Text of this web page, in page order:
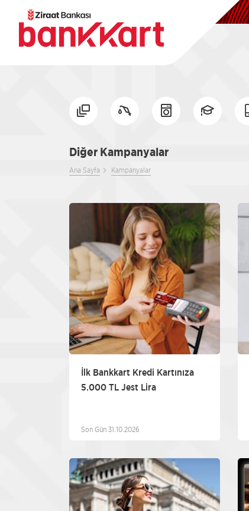
Diğer Kampanyalar
Ana Sayfa Kampanyalar
İlk Bankkart Kredi Kartınıza
5.000 TL Jest Lira
Son Gün 31.10.2026
Diğer
Diğer